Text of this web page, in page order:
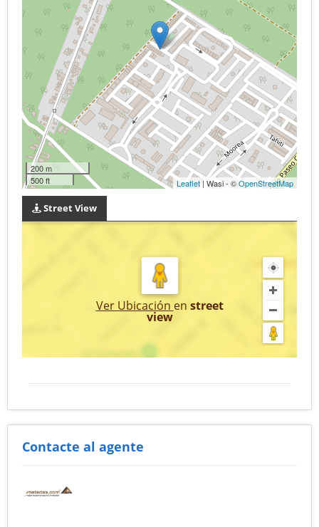
200 m
500 ft
Leaflet| Wasi - ©OpenStreetMap
Street View
Ver Ubicación en street
view
Contacte al agente